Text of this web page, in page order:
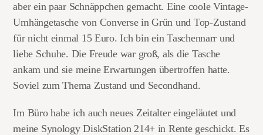
aber ein paar Schnäppchen gemacht. Eine coole Vintage-
Umhängetasche von Converse in Grün und Top-Zustand
für nicht einmal 15 Euro. Ich bin ein Taschennarr und
liebe Schuhe. Die Freude war groß, als die Tasche
ankam und sie meine Erwartungen übertroffen hatte.
Soviel zum Thema Zustand und Secondhand.
Im Büro habe ich auch neues Zeitalter eingeläutet und
meine Synology DiskStation 214+ in Rente geschickt. Es